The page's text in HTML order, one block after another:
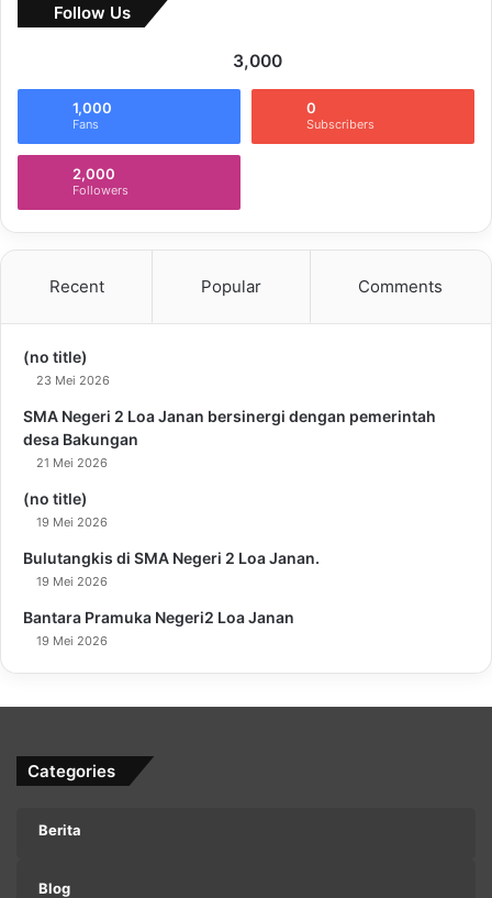
Follow Us
3,000
1,000
Fans
0
Subscribers
2,000
Followers
Recent Popular Comments
(no title)
23 Mei 2026
SMA Negeri 2 Loa Janan bersinergi dengan pemerintah
desa Bakungan
21 Mei 2026
(no title)
19 Mei 2026
Bulutangkis di SMA Negeri 2 Loa Janan.
19 Mei 2026
Bantara Pramuka Negeri2 Loa Janan
19 Mei 2026
Categories
Berita
Blog